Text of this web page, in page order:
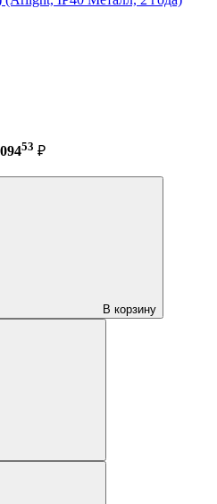
53 ₽
В корзину